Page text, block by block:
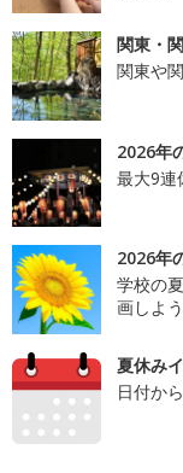
関東・
関東や
2026年
最大9連
2026年
学校の
画しよう
夏休み
日付か